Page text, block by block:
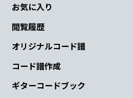
お気に入り
閲覧履歴
オリジナルコード譜
コード譜作成
ギターコードブック